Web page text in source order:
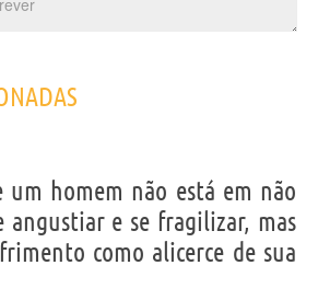
um homem não está em não
angustiar e se fragilizar, mas
como alicerce de sua